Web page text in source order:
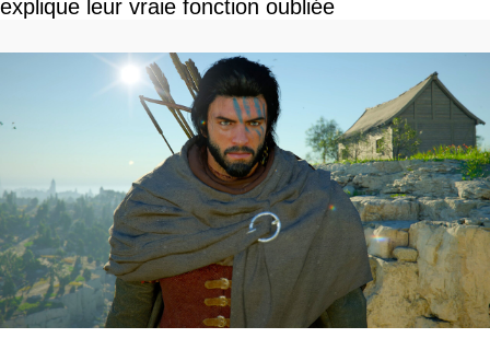
explique leur vraie fonction oubliée